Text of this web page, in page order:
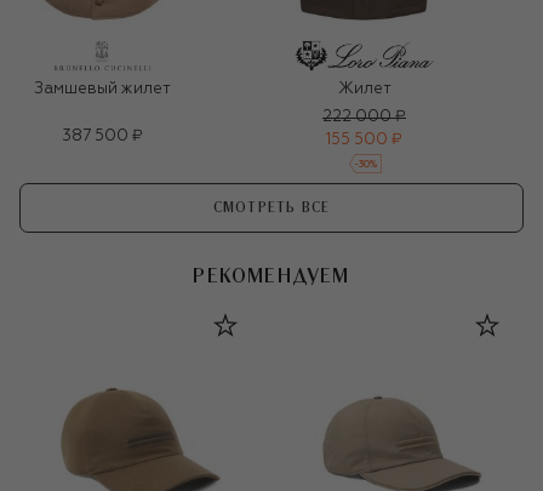
Замшевый жилет
387 500 ₽
Жилет
222 000 ₽
155 500 ₽
-30%
СМОТРЕТЬ ВСЕ
РЕКОМЕНДУЕМ